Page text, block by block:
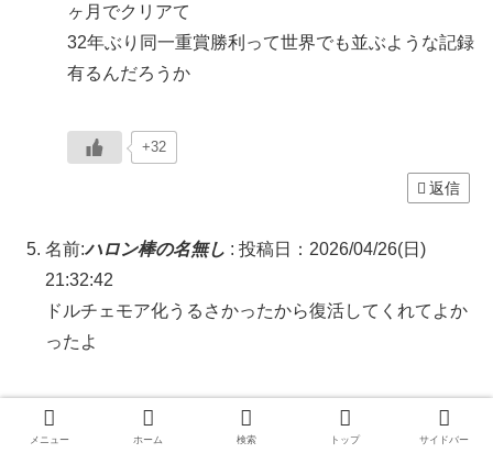
ヶ月でクリアて
32年ぶり同一重賞勝利って世界でも並ぶような記録
有るんだろうか
+32
返信
名前:ハロン棒の名無し : 投稿日：2026/04/26(日)
21:32:42
ドルチェモア化うるさかったから復活してくれてよか
ったよ
メニュー ホーム 検索 トップ サイドバー